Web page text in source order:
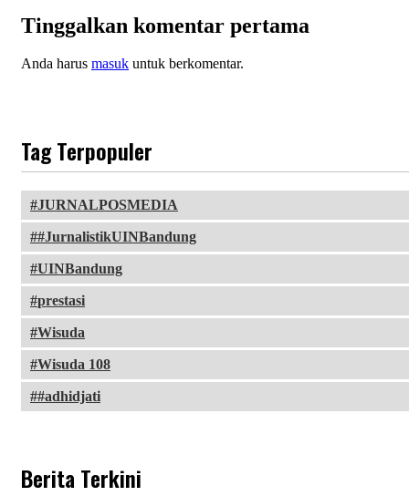
Tinggalkan komentar pertama
Anda harus masuk untuk berkomentar.
Tag Terpopuler
JURNALPOSMEDIA
#JurnalistikUINBandung
UINBandung
prestasi
Wisuda
Wisuda 108
#adhidjati
Berita Terkini